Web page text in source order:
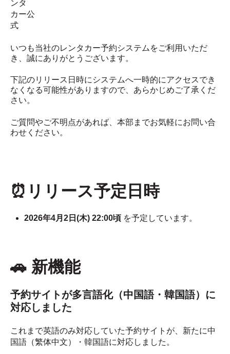
いつも当社のレンタカー予約システムをご利用いただ
き、誠にありがとうございます。
下記のリリース日時にシステムへ一時的にアクセスでき
なくなる可能性がありますので、あらかじめご了承くだ
さい。
ご質問やご不明点があれば、本部までお気軽にお問い合
わせください。
⏰リリース予定日時
2026年4月2日(木) 22:00頃 を予定しています。
🚗 新機能
予約サイトが多言語化（中国語・韓国語）に
対応しました
これまで英語のみ対応していた予約サイトが、新たに中
国語（繁体中文）・韓国語に対応しました。